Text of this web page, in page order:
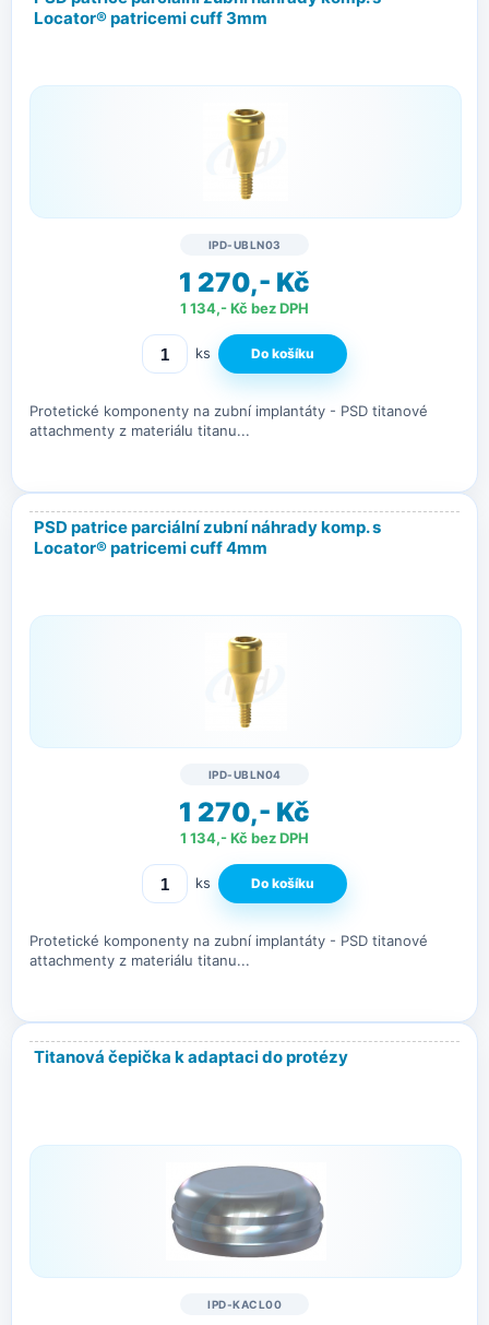
Locator® patricemi cuff 3mm
IPD-UBLN03
1 270,- Kč
1 134,- Kč bez DPH
ks
Protetické komponenty na zubní implantáty - PSD titanové
attachmenty z materiálu titanu...
PSD patrice parciální zubní náhrady komp. s
Locator® patricemi cuff 4mm
IPD-UBLN04
1 270,- Kč
1 134,- Kč bez DPH
ks
Protetické komponenty na zubní implantáty - PSD titanové
attachmenty z materiálu titanu...
Titanová čepička k adaptaci do protézy
IPD-KACL00